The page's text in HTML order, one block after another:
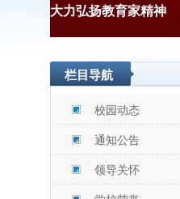
大力弘扬教育家精神
栏目导航
校园动态
通知公告
领导关怀